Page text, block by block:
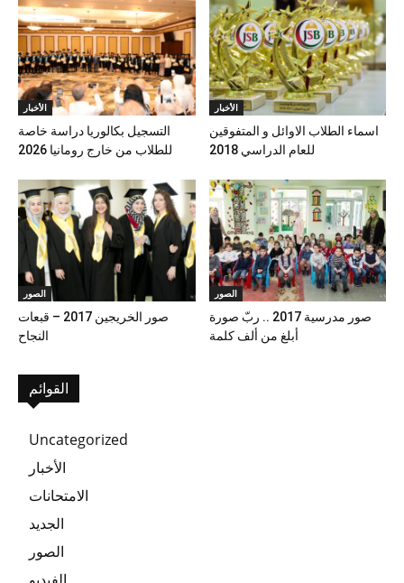
الأخبار
التسجيل بكالوريا دراسة خاصة
للطلاب من خارج رومانيا 2026
الأخبار
اسماء الطلاب الاوائل و المتفوقين
للعام الدراسي 2018
الصور
صور الخريجين 2017 – قبعات
النجاح
الصور
صور مدرسية 2017 .. ربّ صورة
أبلغ من ألف كلمة
القوائم
Uncategorized
الأخبار
الامتحانات
الجديد
الصور